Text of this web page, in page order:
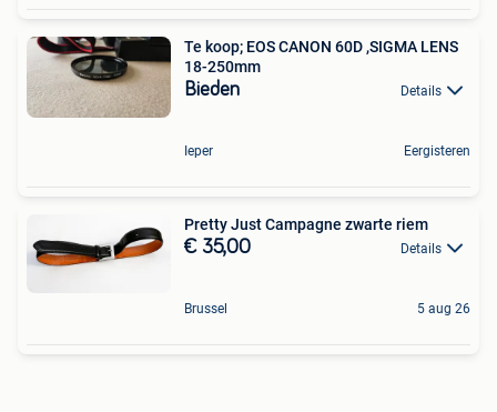
Te koop; EOS CANON 60D ,SIGMA LENS
18-250mm
Bieden Details
Ieper Eergisteren
Pretty Just Campagne zwarte riem
€ 35,00 Details
Brussel 5 aug 26